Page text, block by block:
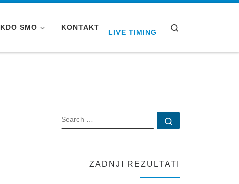
KDO SMO KONTAKT
LIVE TIMING
SEARCH
ZADNJI REZULTATI